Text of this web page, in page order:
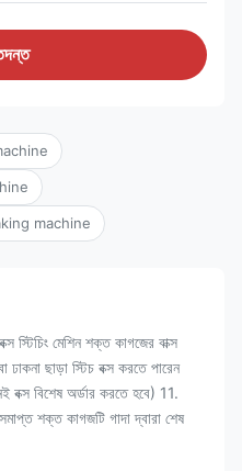
machine
মেশিন শক্ত কাগজের বাক্স
ঢাকনা ছাড়া স্টিচ বক্স করতে পারেন
বক্স বিশেষ অর্ডার করতে হবে) 11.
শক্ত কাগজটি গাদা দ্বারা শেষ